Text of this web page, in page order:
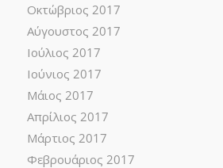
Οκτώβριος 2017
Αύγουστος 2017
Ιούλιος 2017
Ιούνιος 2017
Μάιος 2017
Απρίλιος 2017
Μάρτιος 2017
Φεβρουάριος 2017